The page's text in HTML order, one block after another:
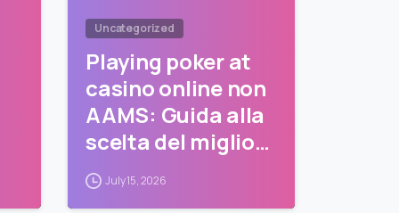
Uncategorized
Playing poker at
casino online non
AAMS: Guida alla
scelta del miglior
sitoJuly 15, 2026